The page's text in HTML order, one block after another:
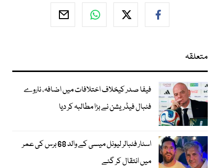
متعلقہ
فیفا صدر کیخلاف اختلافات میں اضافہ، ناروے
فٹبال فیڈریشن نے بڑا مطالبہ کر دیا
اسٹار فٹبالر لیونل میسی کے والد 68 برس کی عمر
میں انتقال کر گئے